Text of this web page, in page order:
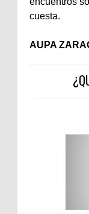
cuesta.
AUPA